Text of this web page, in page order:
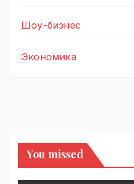
Шоу-бизнес
Экономика
You missed